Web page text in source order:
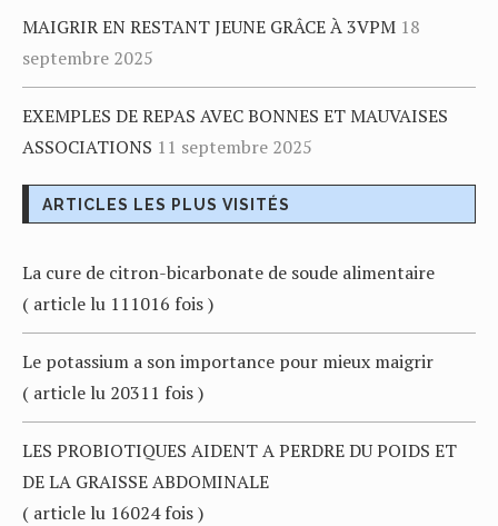
MAIGRIR EN RESTANT JEUNE GRÂCE À 3VPM 18
septembre 2025
EXEMPLES DE REPAS AVEC BONNES ET MAUVAISES
ASSOCIATIONS 11 septembre 2025
ARTICLES LES PLUS VISITÉS
La cure de citron-bicarbonate de soude alimentaire
( article lu 111016 fois )
Le potassium a son importance pour mieux maigrir
( article lu 20311 fois )
LES PROBIOTIQUES AIDENT A PERDRE DU POIDS ET
DE LA GRAISSE ABDOMINALE
( article lu 16024 fois )